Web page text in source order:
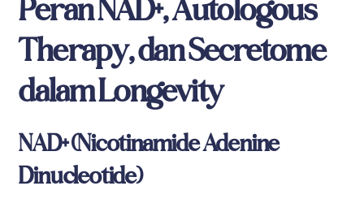
Peran NAD+, Autologous
Therapy, dan Secretome
dalam Longevity
NAD+ (Nicotinamide Adenine
Dinucleotide)